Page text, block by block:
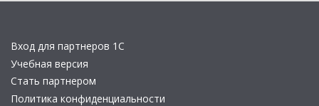
Вход для партнеров 1С
Учебная версия
Стать партнером
Политика конфиденциальности